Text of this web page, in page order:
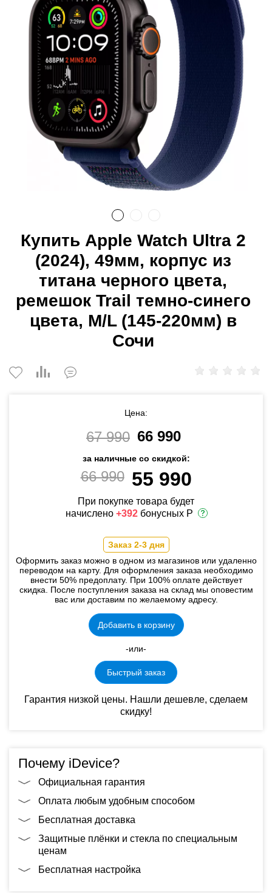
Купить Apple Watch Ultra 2
(2024), 49мм, корпус из
титана черного цвета,
ремешок Trail темно-синего
цвета, M/L (145-220мм) в
Сочи
Цена:
67 990 66 990
за наличные со скидкой:
66 990 55 990
При покупке товара будет
начислено +392 бонусных Р
Заказ 2-3 дня
Оформить заказ можно в одном из магазинов или удаленно
переводом на карту. Для оформления заказа необходимо
внести 50% предоплату. При 100% оплате действует
скидка. После поступления заказа на склад мы оповестим
вас или доставим по желаемому адресу.
Добавить в корзину
-или-
Быстрый заказ
Гарантия низкой цены. Нашли дешевле, сделаем
скидку!
Почему iDevice?
Официальная гарантия
Оплата любым удобным способом
Бесплатная доставка
Защитные плёнки и стекла по специальным
ценам
Бесплатная настройка